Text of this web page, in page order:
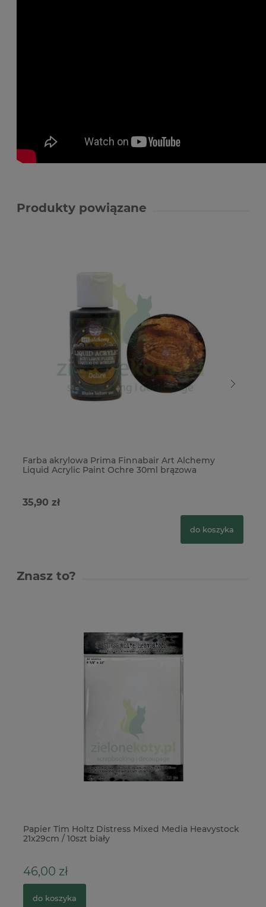
Produkty powiązane
Farba akrylowa Prima Finnabair Art Alchemy
Liquid Acrylic Paint Ochre 30ml brązowa
35,90 zł
do koszyka
Znasz to?
Papier Tim Holtz Distress Mixed Media Heavystock
21x29cm / 10szt biały
46,00 zł
do koszyka